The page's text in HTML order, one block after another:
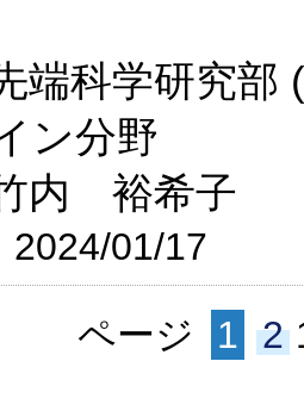
端科学研究
ン分野
内 裕希子
2024/01/17
ページ 1 2